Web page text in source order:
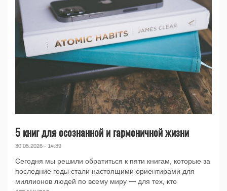
5 книг для осознанной и гармоничной жизни
30.05.2026 - 14:39
Сегодня мы решили обратиться к пяти книгам, которые за
последние годы стали настоящими ориентирами для
миллионов людей по всему миру — для тех, кто